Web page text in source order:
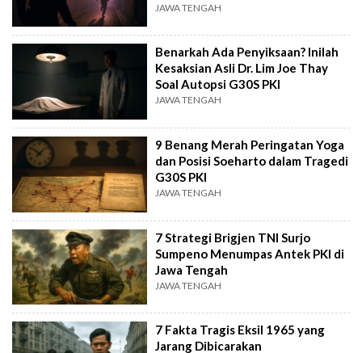
JAWA TENGAH
Benarkah Ada Penyiksaan? Inilah
Kesaksian Asli Dr. Lim Joe Thay
Soal Autopsi G30S PKI
JAWA TENGAH
9 Benang Merah Peringatan Yoga
dan Posisi Soeharto dalam Tragedi
G30S PKI
JAWA TENGAH
7 Strategi Brigjen TNI Surjo
Sumpeno Menumpas Antek PKI di
Jawa Tengah
JAWA TENGAH
7 Fakta Tragis Eksil 1965 yang
Jarang Dibicarakan